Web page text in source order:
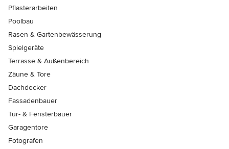
Pflasterarbeiten
Poolbau
Rasen & Gartenbewässerung
Spielgeräte
Terrasse & Außenbereich
Zäune & Tore
Dachdecker
Fassadenbauer
Tür- & Fensterbauer
Garagentore
Fotografen